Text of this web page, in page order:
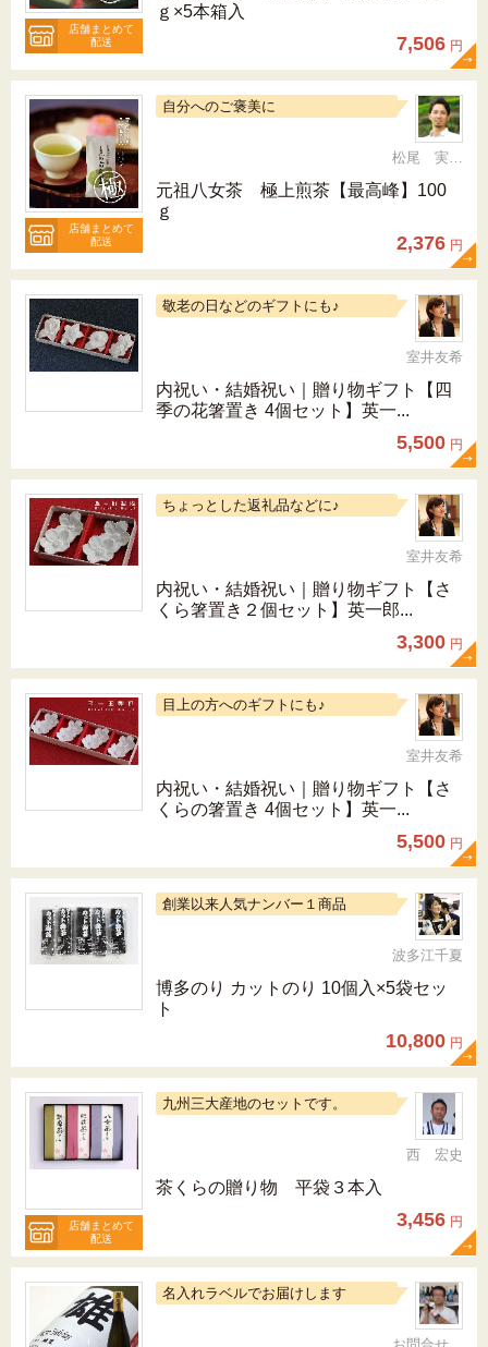
店舗まとめて
配送
ｇ×5本箱入
7,506 円
店舗まとめて
配送
自分へのご褒美に
松尾 実 （三十五代目、日本茶インストラクター）
元祖八女茶 極上煎茶【最高峰】100
ｇ
2,376 円
敬老の日などのギフトにも♪
室井友希
内祝い・結婚祝い｜贈り物ギフト【四
季の花箸置き 4個セット】英一...
5,500 円
ちょっとした返礼品などに♪
室井友希
内祝い・結婚祝い｜贈り物ギフト【さ
くら箸置き２個セット】英一郎...
3,300 円
目上の方へのギフトにも♪
室井友希
内祝い・結婚祝い｜贈り物ギフト【さ
くらの箸置き 4個セット】英一...
5,500 円
創業以来人気ナンバー１商品
波多江千夏
博多のり カットのり 10個入×5袋セッ
ト
10,800 円
店舗まとめて
配送
九州三大産地のセットです。
西 宏史
茶くらの贈り物 平袋３本入
3,456 円
名入れラベルでお届けします